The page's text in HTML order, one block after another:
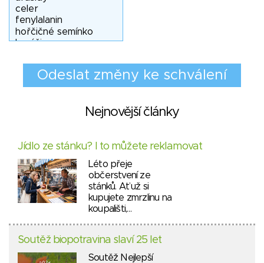
Nejnovější články
Jídlo ze stánku? I to můžete reklamovat
Léto přeje
občerstvení ze
stánků. Ať už si
kupujete zmrzlinu na
koupališti,…
Soutěž biopotravina slaví 25 let
Soutěž Nejlepší